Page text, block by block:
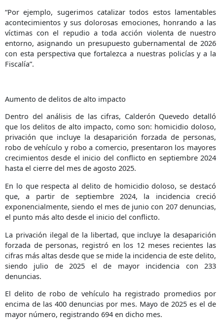
“Por ejemplo, sugerimos catalizar todos estos lamentables
acontecimientos y sus dolorosas emociones, honrando a las
víctimas con el repudio a toda acción violenta de nuestro
entorno, asignando un presupuesto gubernamental de 2026
con esta perspectiva que fortalezca a nuestras policías y a la
Fiscalía”.
Aumento de delitos de alto impacto
Dentro del análisis de las cifras, Calderón Quevedo detalló
que los delitos de alto impacto, como son: homicidio doloso,
privación que incluye la desaparición forzada de personas,
robo de vehículo y robo a comercio, presentaron los mayores
crecimientos desde el inicio del conflicto en septiembre 2024
hasta el cierre del mes de agosto 2025.
En lo que respecta al delito de homicidio doloso, se destacó
que, a partir de septiembre 2024, la incidencia creció
exponencialmente, siendo el mes de junio con 207 denuncias,
el punto más alto desde el inicio del conflicto.
La privación ilegal de la libertad, que incluye la desaparición
forzada de personas, registró en los 12 meses recientes las
cifras más altas desde que se mide la incidencia de este delito,
siendo julio de 2025 el de mayor incidencia con 233
denuncias.
El delito de robo de vehículo ha registrado promedios por
encima de las 400 denuncias por mes. Mayo de 2025 es el de
mayor número, registrando 694 en dicho mes.